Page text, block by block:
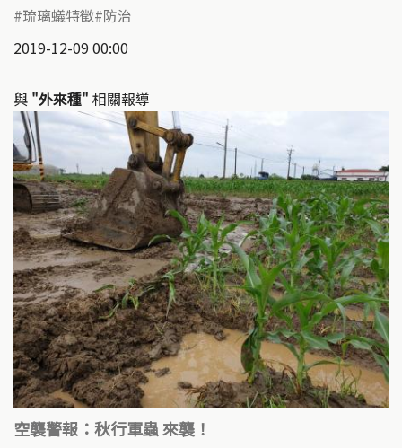
琉璃蟻特徵 防治
2019-12-09 00:00
與 "外來種" 相關報導
空襲警報：秋行軍蟲 來襲！